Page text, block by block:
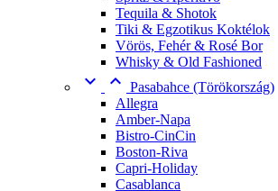
Tequila & Shotok
Tiki & Egzotikus Koktélok
Vörös, Fehér & Rosé Bor
Whisky & Old Fashioned
  Pasabahce (Törökország)
Allegra
Amber-Napa
Bistro-CinCin
Boston-Riva
Capri-Holiday
Casablanca